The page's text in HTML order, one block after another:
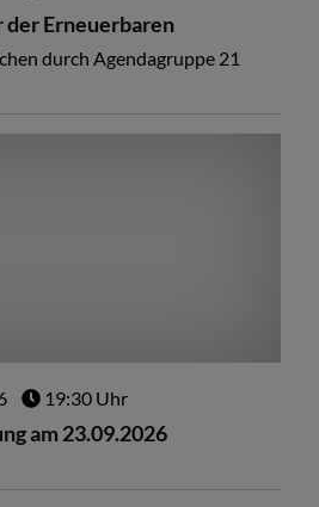
der Erneuerbaren
durch Agendagruppe 21
19:30 Uhr
am 23.09.2026